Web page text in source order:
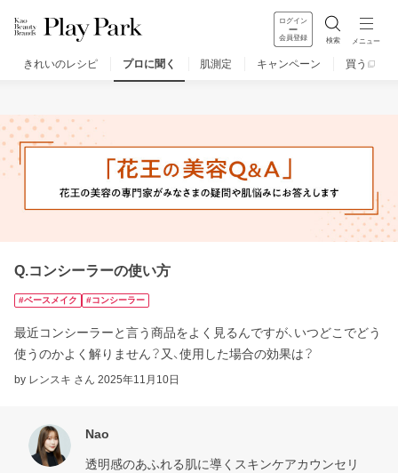
ログイン
会員登録 検索 メニュー
きれいのレシピ プロに聞く 肌測定 キャンペーン 買う
Q.コンシーラーの使い方
#ベースメイク #コンシーラー
最近コンシーラーと言う商品をよく見るんですが、いつどこでどう
使うのかよく解りません？又、使用した場合の効果は？
by レンスキ さん 2025年11月10日
Nao
透明感のあふれる肌に導くスキンケアカウンセリ